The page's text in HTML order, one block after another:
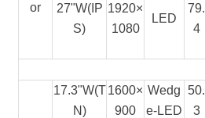
or
27"W(IP
S)
1920×
1080
LED
79.
4
17.3"W(T
N)
1600×
900
Wedg
e-LED
50.
3